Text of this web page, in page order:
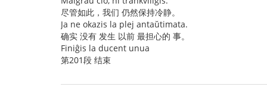
尽管如此，我们 仍然保持冷静。
Ja ne okazis la plej antaŭtimata.
确实 没有 发生 以前 最担心的 事。
Finiĝis la ducent unua
第201段 结束